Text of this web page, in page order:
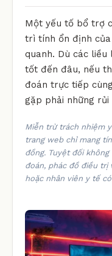
Một yếu tố bổ trợ
trì tính ổn định
quanh. Dù các liều
tốt đến đâu, nếu
đoán trực tiếp
gặp phải những
Miễn trừ trách nhiệm
trang web chỉ mang
đồng. Tuyệt đối
đoán, phác đồ điều trị
hoặc nhân viên y tế